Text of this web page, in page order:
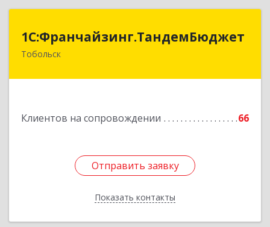
1С:Франчайзинг.ТандемБюджет
Тобольск
Клиентов на сопровождении 66
Отправить заявку
Показать контакты
1С:Франчайзинг.ТандемБюджет
Отправить заявку
Назад